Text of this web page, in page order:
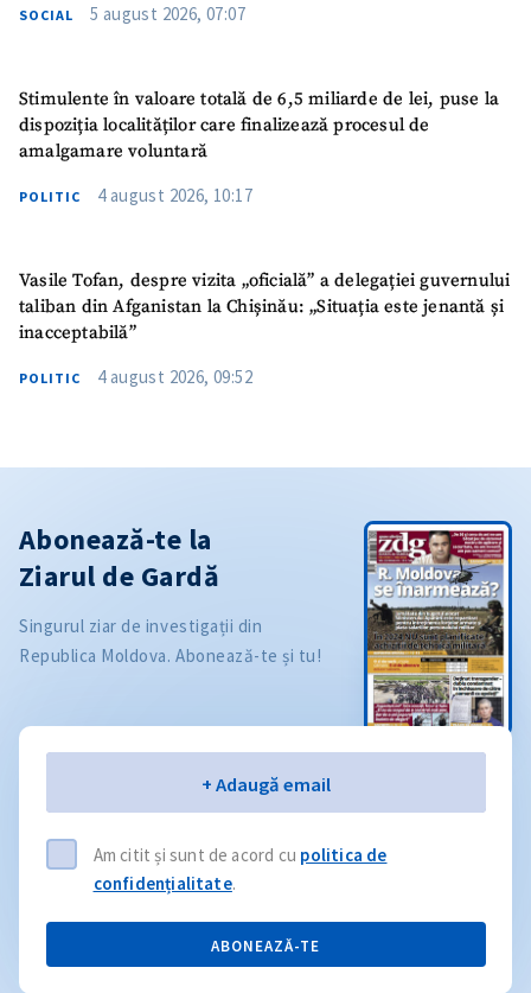
SOCIAL 5 august 2026, 07:07
Stimulente în valoare totală de 6,5 miliarde de lei, puse la
dispoziția localităților care finalizează procesul de
amalgamare voluntară
POLITIC 4 august 2026, 10:17
Vasile Tofan, despre vizita „oficială” a delegației guvernului
taliban din Afganistan la Chișinău: „Situația este jenantă și
inacceptabilă”
POLITIC 4 august 2026, 09:52
Abonează-te la
Ziarul de Gardă
Singurul ziar de investigații din
Republica Moldova. Abonează-te și tu!
+ Adaugă email
Am citit și sunt de acord cu politica de
confidențialitate.
ABONEAZĂ-TE